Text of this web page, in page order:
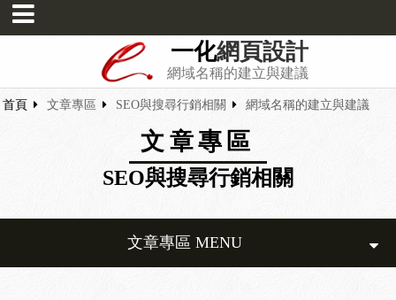
一化網頁設計
網域名稱的建立與建議
首頁 文章專區 SEO與搜尋行銷相關 網域名稱的建立與建議
文章專區
SEO與搜尋行銷相關
文章專區 MENU